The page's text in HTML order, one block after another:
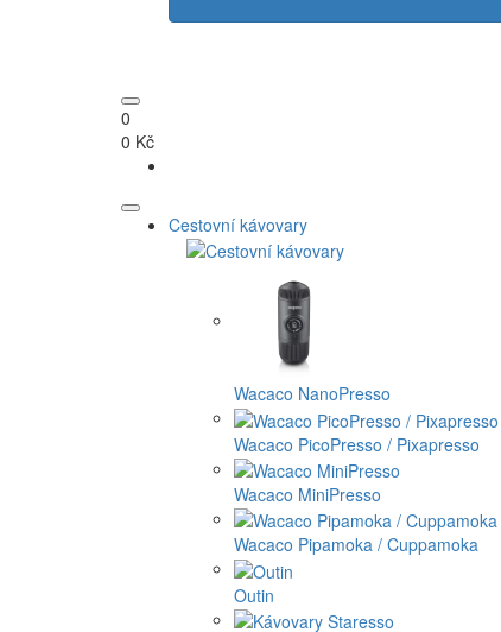
0
0 Kč
Cestovní kávovary
Wacaco NanoPresso
Wacaco PicoPresso / Pixapresso
Wacaco MiniPresso
Wacaco Pipamoka / Cuppamoka
Outin